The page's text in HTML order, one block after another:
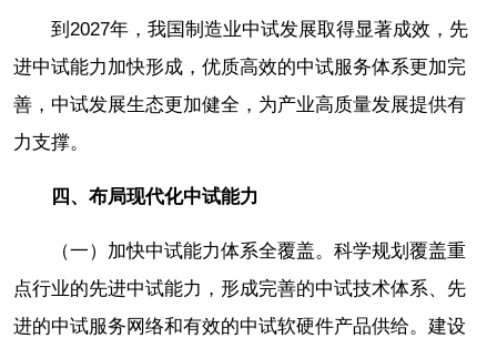
到2027年，我国制造业中试发展取得显著成效，先
进中试能力加快形成，优质高效的中试服务体系更加完
善，中试发展生态更加健全，为产业高质量发展提供有
力支撑。
四、布局现代化中试能力
（一）加快中试能力体系全覆盖。科学规划覆盖重
点行业的先进中试能力，形成完善的中试技术体系、先
进的中试服务网络和有效的中试软硬件产品供给。建设